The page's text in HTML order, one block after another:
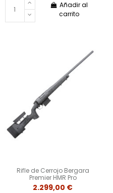
Añadir al
carrito
Rifle de Cerrojo Bergara
Premier HMR Pro
2.299,00 €